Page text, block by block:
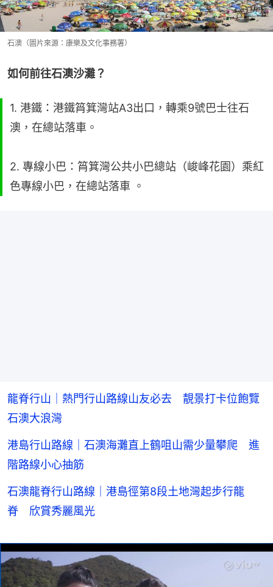
石澳（圖片來源：康樂及文化事務署）
如何前往石澳沙灘？
1. 港鐵：港鐵筲箕灣站A3出口，轉乘9號巴士往石
澳，在總站落車。
2. 專線小巴：筲箕灣公共小巴總站（峻峰花園）乘紅
色專線小巴，在總站落車 。
龍脊行山｜熱門行山路線山友必去 靚景打卡位飽覽
石澳大浪灣
港島行山路線｜石澳海灘直上鶴咀山需少量攀爬 進
階路線小心抽筋
石澳龍脊行山路線｜港島徑第8段土地灣起步行龍
脊 欣賞秀麗風光